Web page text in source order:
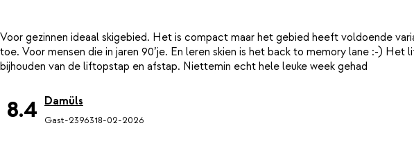
Voor gezinnen ideaal skigebied. Het is compact maar het gebied heeft voldoende
toe. Voor mensen die in jaren 90’je. En leren skien is het back to memory lane :-)
8.4 Damüls
Gast-2396318-02-2026